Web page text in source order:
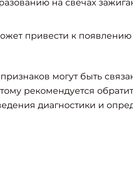
на свечах
привести к
могут быть
рекомендуется
диагностики и